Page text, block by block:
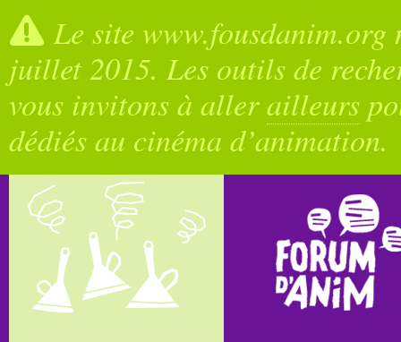
Le site
juillet 2015. Les outils de
vous invitons à allerailleurs
dédiés au cinéma d’animation.